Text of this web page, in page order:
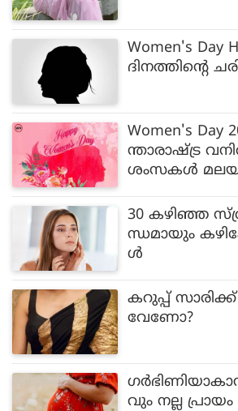
Women's Day
ദിനത്തിന്റെ
Women's
ന്താരാഷ്ട്ര
ശംസകള്‍
30 കഴിഞ്ഞ
ന്ധമായും
ൾ
കറുപ്പ്
വേണോ?
വും നല്ല